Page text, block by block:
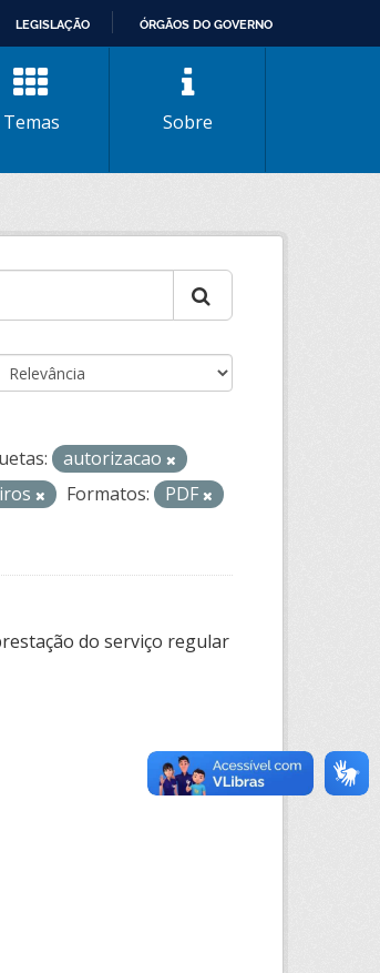
LEGISLAÇÃO ÓRGÃOS DO GOVERNO
Temas Sobre
autorizacao
Formatos:
PDF
do serviço regular